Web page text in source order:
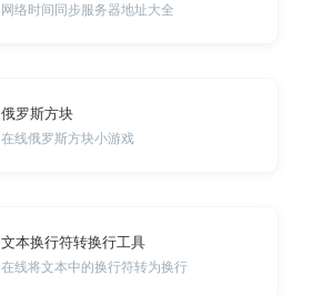
网络时间同步服务器地址大全
俄罗斯方块
在线俄罗斯方块小游戏
文本换行符转换行工具
在线将文本中的换行符转为换行